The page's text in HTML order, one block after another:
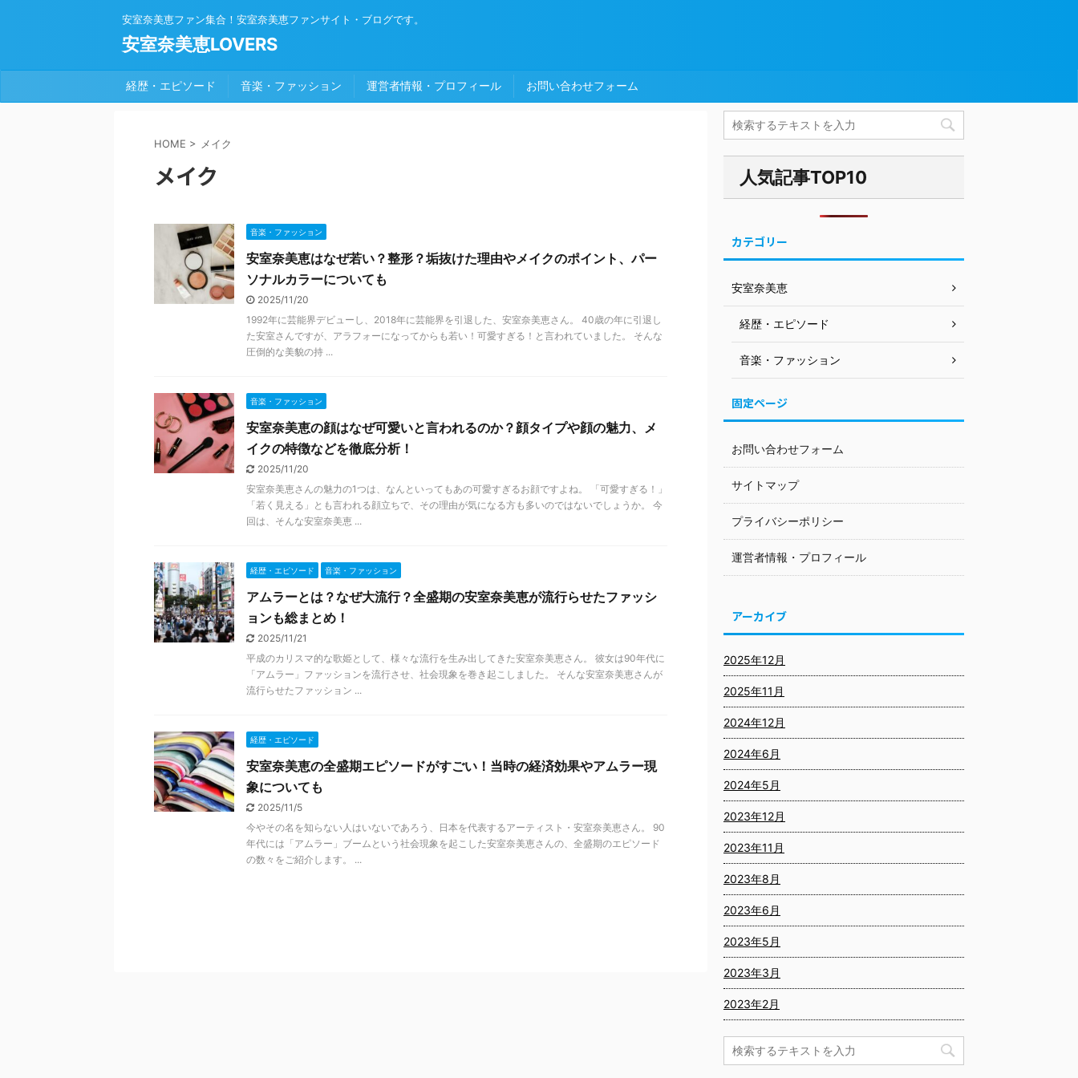
安室奈美恵ファン集合！安室奈美恵ファンサイト・ブログです。
安室奈美恵LOVERS
経歴・エピソード 音楽・ファッション 運営者情報・プロフィール お問い合わせフォーム
HOME > メイク
メイク
音楽・ファッション
安室奈美恵はなぜ若い？整形？垢抜けた理由やメイクのポイント、パー
ソナルカラーについても
2025/11/20
1992年に芸能界デビューし、2018年に芸能界を引退した、安室奈美恵さん。 40歳の年に引退し
た安室さんですが、アラフォーになってからも若い！可愛すぎる！と言われていました。 そんな
圧倒的な美貌の持 ...
音楽・ファッション
安室奈美恵の顔はなぜ可愛いと言われるのか？顔タイプや顔の魅力、メ
イクの特徴などを徹底分析！
2025/11/20
安室奈美恵さんの魅力の1つは、なんといってもあの可愛すぎるお顔ですよね。 「可愛すぎる！」
「若く見える」とも言われる顔立ちで、その理由が気になる方も多いのではないでしょうか。 今
回は、そんな安室奈美恵 ...
経歴・エピソード 音楽・ファッション
アムラーとは？なぜ大流行？全盛期の安室奈美恵が流行らせたファッシ
ョンも総まとめ！
2025/11/21
平成のカリスマ的な歌姫として、様々な流行を生み出してきた安室奈美恵さん。 彼女は90年代に
「アムラー」ファッションを流行させ、社会現象を巻き起こしました。 そんな安室奈美恵さんが
流行らせたファッション ...
経歴・エピソード
安室奈美恵の全盛期エピソードがすごい！当時の経済効果やアムラー現
象についても
2025/11/5
今やその名を知らない人はいないであろう、日本を代表するアーティスト・安室奈美恵さん。 90
年代には「アムラー」ブームという社会現象を起こした安室奈美恵さんの、全盛期のエピソード
の数々をご紹介します。 ...
人気記事TOP10
カテゴリー
安室奈美恵
経歴・エピソード
音楽・ファッション
固定ページ
お問い合わせフォーム
サイトマップ
プライバシーポリシー
運営者情報・プロフィール
アーカイブ
2025年12月
2025年11月
2024年12月
2024年6月
2024年5月
2023年12月
2023年11月
2023年8月
2023年6月
2023年5月
2023年3月
2023年2月